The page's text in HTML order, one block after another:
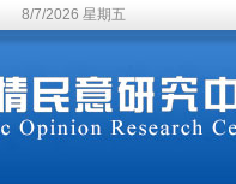
8/7/2026 星期五